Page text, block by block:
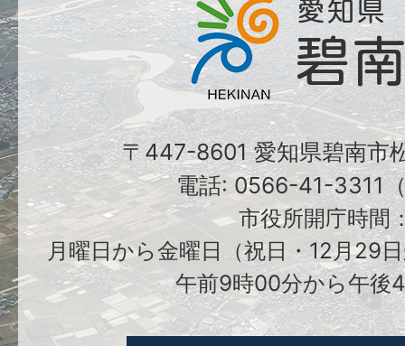
〒447-8601 愛知県碧南市
電話: 0566-41-3311
市役所開庁時間
月曜日から金曜日（祝日・12月29
午前9時00分から午後